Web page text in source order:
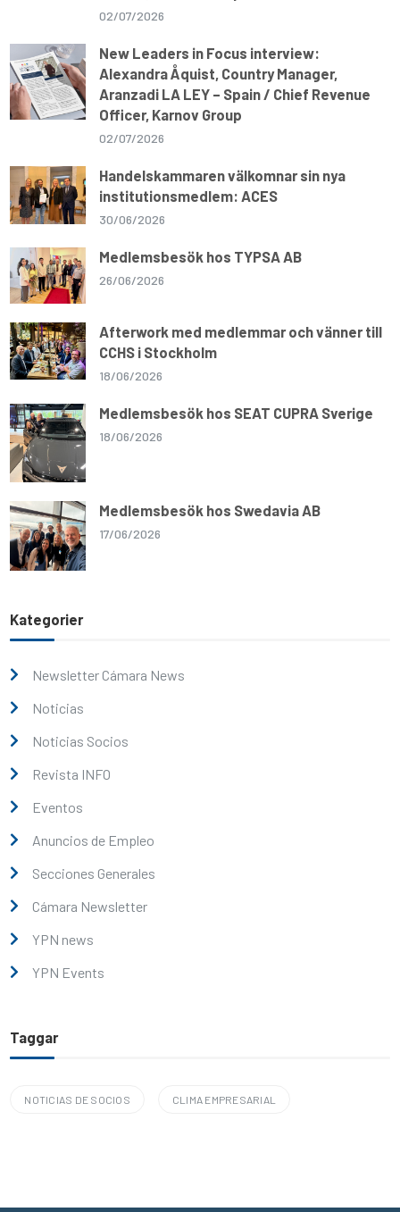
02/07/2026
New Leaders in Focus interview:
Alexandra Åquist, Country Manager,
Aranzadi LA LEY – Spain / Chief Revenue
Officer, Karnov Group
02/07/2026
Handelskammaren välkomnar sin nya
institutionsmedlem: ACES
30/06/2026
Medlemsbesök hos TYPSA AB
26/06/2026
Afterwork med medlemmar och vänner till
CCHS i Stockholm
18/06/2026
Medlemsbesök hos SEAT CUPRA Sverige
18/06/2026
Medlemsbesök hos Swedavia AB
17/06/2026
Kategorier
Newsletter Cámara News
Noticias
Noticias Socios
Revista INFO
Eventos
Anuncios de Empleo
Secciones Generales
Cámara Newsletter
YPN news
YPN Events
Taggar
NOTICIAS DE SOCIOS CLIMA EMPRESARIAL